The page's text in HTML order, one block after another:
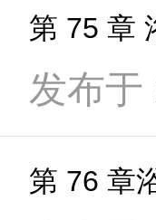
第 75 章
发布于
第 76 章